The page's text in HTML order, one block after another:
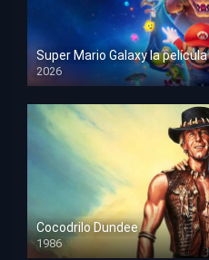
Super Mario Galaxy la película
2026
HD 1080p
Cocodrilo Dundee
1986
HD 1080p